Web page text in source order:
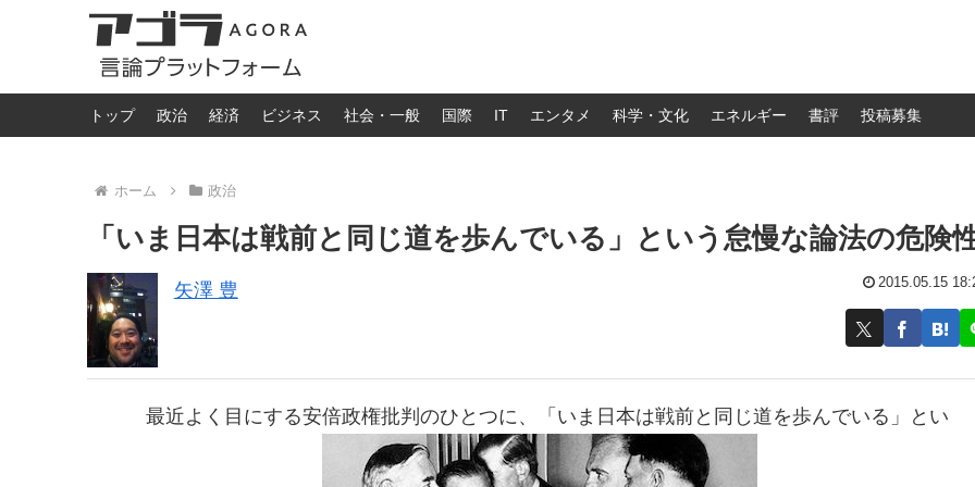
トップ 政治 経済 ビジネス 社会・一般 国際 IT エンタメ 科学・文化 エネルギー 書評 投稿募集
ホーム 政治
「いま日本は戦前と同じ道を歩んでいる」という怠慢な論法の危険
矢澤 豊 2015.05.15
最近よく目にする安倍政権批判のひとつに、「いま日本は戦前と同じ道を歩んでいる」とい